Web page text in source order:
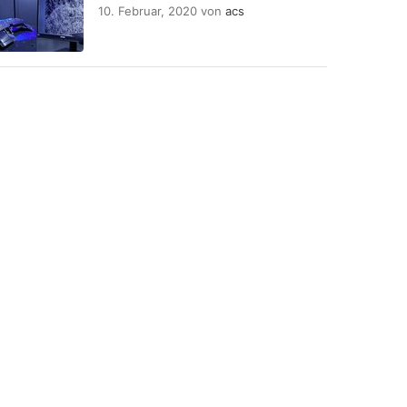
10. Februar, 2020 von acs